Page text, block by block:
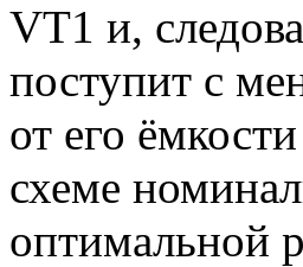
VT1 и,
поступит с
от его
схеме
оптимальной